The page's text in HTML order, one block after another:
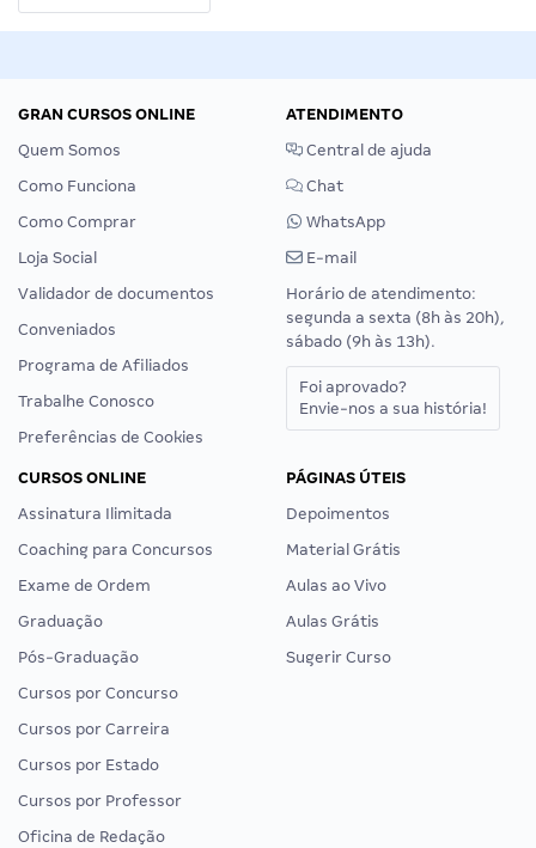
GRAN CURSOS ONLINE
Quem Somos
Como Funciona
Como Comprar
Loja Social
Validador de documentos
Conveniados
Programa de Afiliados
Trabalhe Conosco
Preferências de Cookies
ATENDIMENTO
Central de ajuda
Chat
WhatsApp
E-mail
Horário de atendimento:
segunda a sexta (8h às 20h),
sábado (9h às 13h).
Foi aprovado?
Envie-nos a sua história!
CURSOS ONLINE
Assinatura Ilimitada
Coaching para Concursos
Exame de Ordem
Graduação
Pós-Graduação
Cursos por Concurso
Cursos por Carreira
Cursos por Estado
Cursos por Professor
Oficina de Redação
PÁGINAS ÚTEIS
Depoimentos
Material Grátis
Aulas ao Vivo
Aulas Grátis
Sugerir Curso